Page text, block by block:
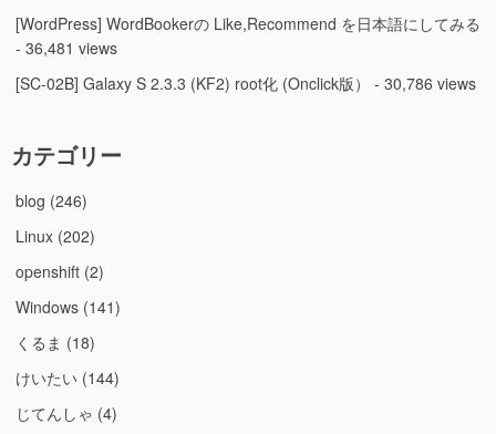
[WordPress] WordBookerの Like,Recommend を日本語にしてみる
- 36,481 views
[SC-02B] Galaxy S 2.3.3 (KF2) root化 (Onclick版）
- 30,786 views
カテゴリー
blog (246)
Linux (202)
openshift (2)
Windows (141)
くるま (18)
けいたい (144)
じてんしゃ (4)